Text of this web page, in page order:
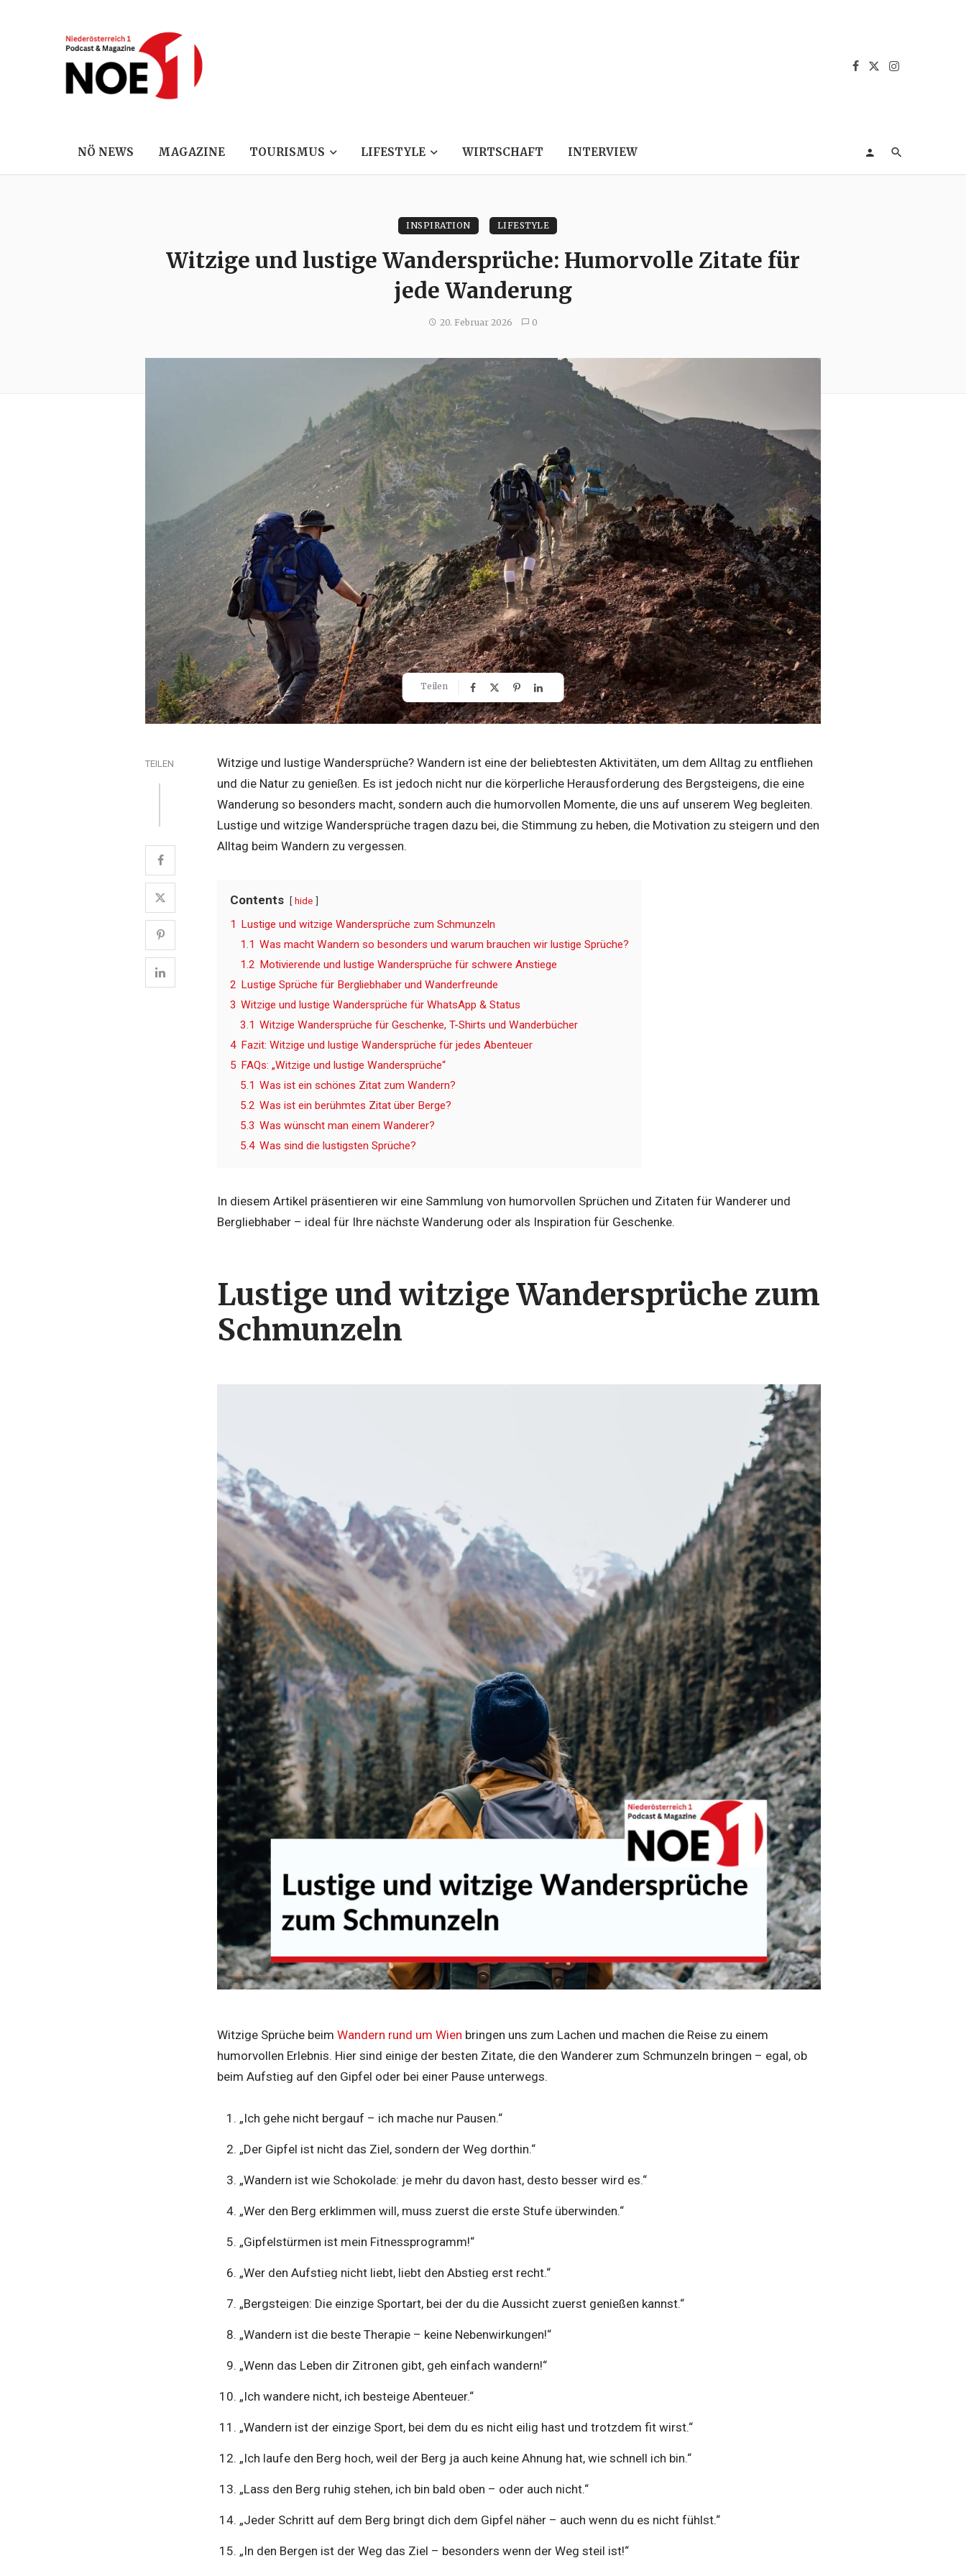
NÖ NEWS MAGAZINE TOURISMUS LIFESTYLE WIRTSCHAFT INTERVIEW
INSPIRATION LIFESTYLE
Witzige und lustige Wandersprüche: Humorvolle Zitate für
jede Wanderung
20. Februar 2026 0
Teilen
TEILEN
Witzige und lustige Wandersprüche? Wandern ist eine der beliebtesten Aktivitäten, um dem Alltag zu entfliehen
und die Natur zu genießen. Es ist jedoch nicht nur die körperliche Herausforderung des Bergsteigens, die eine
Wanderung so besonders macht, sondern auch die humorvollen Momente, die uns auf unserem Weg begleiten.
Lustige und witzige Wandersprüche tragen dazu bei, die Stimmung zu heben, die Motivation zu steigern und den
Alltag beim Wandern zu vergessen.
Contents hide
1 Lustige und witzige Wandersprüche zum Schmunzeln
1.1 Was macht Wandern so besonders und warum brauchen wir lustige Sprüche?
1.2 Motivierende und lustige Wandersprüche für schwere Anstiege
2 Lustige Sprüche für Bergliebhaber und Wanderfreunde
3 Witzige und lustige Wandersprüche für WhatsApp & Status
3.1 Witzige Wandersprüche für Geschenke, T-Shirts und Wanderbücher
4 Fazit: Witzige und lustige Wandersprüche für jedes Abenteuer
5 FAQs: „Witzige und lustige Wandersprüche“
5.1 Was ist ein schönes Zitat zum Wandern?
5.2 Was ist ein berühmtes Zitat über Berge?
5.3 Was wünscht man einem Wanderer?
5.4 Was sind die lustigsten Sprüche?
In diesem Artikel präsentieren wir eine Sammlung von humorvollen Sprüchen und Zitaten für Wanderer und
Bergliebhaber – ideal für Ihre nächste Wanderung oder als Inspiration für Geschenke.
Lustige und witzige Wandersprüche zum
Schmunzeln
Witzige Sprüche beim Wandern rund um Wien bringen uns zum Lachen und machen die Reise zu einem
humorvollen Erlebnis. Hier sind einige der besten Zitate, die den Wanderer zum Schmunzeln bringen – egal, ob
beim Aufstieg auf den Gipfel oder bei einer Pause unterwegs.
„Ich gehe nicht bergauf – ich mache nur Pausen.“
„Der Gipfel ist nicht das Ziel, sondern der Weg dorthin.“
„Wandern ist wie Schokolade: je mehr du davon hast, desto besser wird es.“
„Wer den Berg erklimmen will, muss zuerst die erste Stufe überwinden.“
„Gipfelstürmen ist mein Fitnessprogramm!“
„Wer den Aufstieg nicht liebt, liebt den Abstieg erst recht.“
„Bergsteigen: Die einzige Sportart, bei der du die Aussicht zuerst genießen kannst.“
„Wandern ist die beste Therapie – keine Nebenwirkungen!“
„Wenn das Leben dir Zitronen gibt, geh einfach wandern!“
„Ich wandere nicht, ich besteige Abenteuer.“
„Wandern ist der einzige Sport, bei dem du es nicht eilig hast und trotzdem fit wirst.“
„Ich laufe den Berg hoch, weil der Berg ja auch keine Ahnung hat, wie schnell ich bin.“
„Lass den Berg ruhig stehen, ich bin bald oben – oder auch nicht.“
„Jeder Schritt auf dem Berg bringt dich dem Gipfel näher – auch wenn du es nicht fühlst.“
„In den Bergen ist der Weg das Ziel – besonders wenn der Weg steil ist!“